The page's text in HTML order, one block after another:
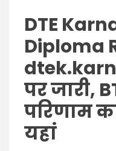
DTE
Diploma
पर जारी,
परिणाम
यहां